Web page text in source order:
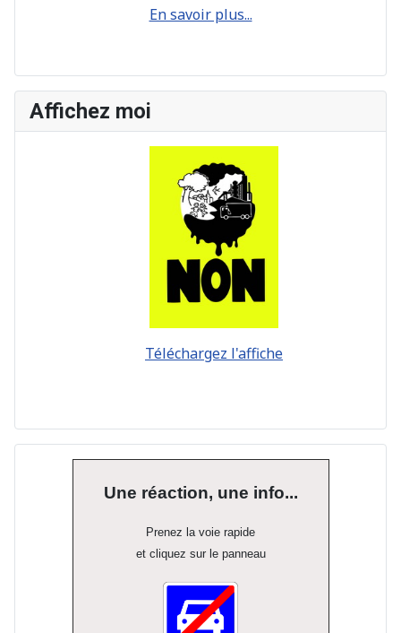
En savoir plus...
Affichez moi
Téléchargez l'affiche
Une réaction, une info...
Prenez la voie rapide
et cliquez sur le panneau